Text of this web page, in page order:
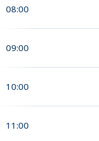
08:00
09:00
10:00
11:00